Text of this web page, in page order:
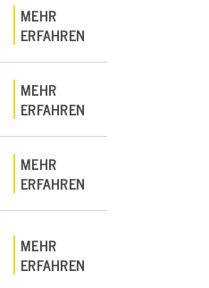
MEHR
ERFAHREN
MEHR
ERFAHREN
MEHR
ERFAHREN
MEHR
ERFAHREN